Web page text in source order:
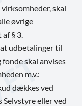
skal
øvrige
§ 3.
udbetalinger til
skal anvises
m.v.:
dækkes ved
eller ved